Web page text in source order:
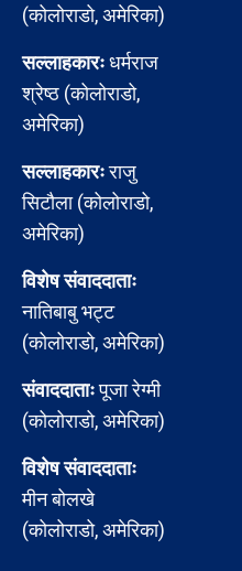
(कोलोराडो, अमेरिका)
सल्लाहकारःधर्मराज
श्रेष्ठ (कोलोराडो,
अमेरिका)
सल्लाहकारःराजु
सिटौला (कोलोराडो,
अमेरिका)
विशेष संवाददाताः
नातिबाबु भट्ट
(कोलोराडो, अमेरिका)
संवाददाताःपूजा रेग्मी
(कोलोराडो, अमेरिका)
विशेष संवाददाताः
मीन बोलखे
(कोलोराडो, अमेरिका)